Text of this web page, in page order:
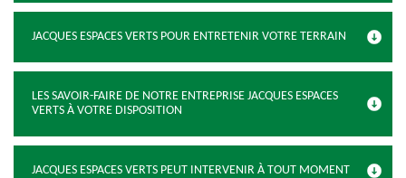
JACQUES ESPACES VERTS POUR ENTRETENIR VOTRE TERRAIN
LES SAVOIR-FAIRE DE NOTRE ENTREPRISE JACQUES ESPACES
VERTS À VOTRE DISPOSITION
JACQUES ESPACES VERTS PEUT INTERVENIR À TOUT MOMENT